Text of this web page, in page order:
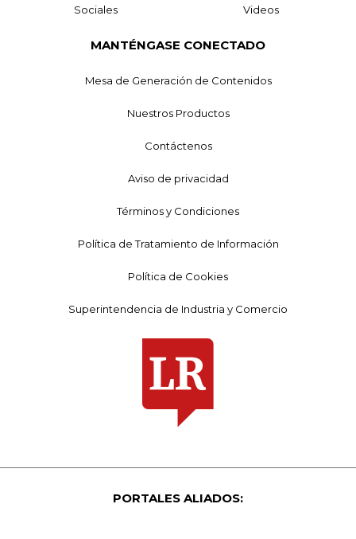
Sociales Videos
MANTÉNGASE CONECTADO
Mesa de Generación de Contenidos
Nuestros Productos
Contáctenos
Aviso de privacidad
Términos y Condiciones
Política de Tratamiento de Información
Política de Cookies
Superintendencia de Industria y Comercio
PORTALES ALIADOS: